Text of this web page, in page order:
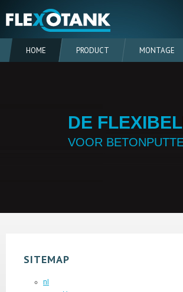
HOME PRODUCT MONTAGE
DE
VOOR
SITEMAP
nl